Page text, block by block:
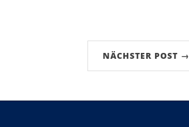
NÄCHSTER POST →